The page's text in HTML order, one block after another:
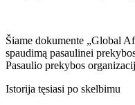
Šiame dokumente „Global
spaudimą pasaulinei
Pasaulio prekybos
Istorija tęsiasi po skelbimu